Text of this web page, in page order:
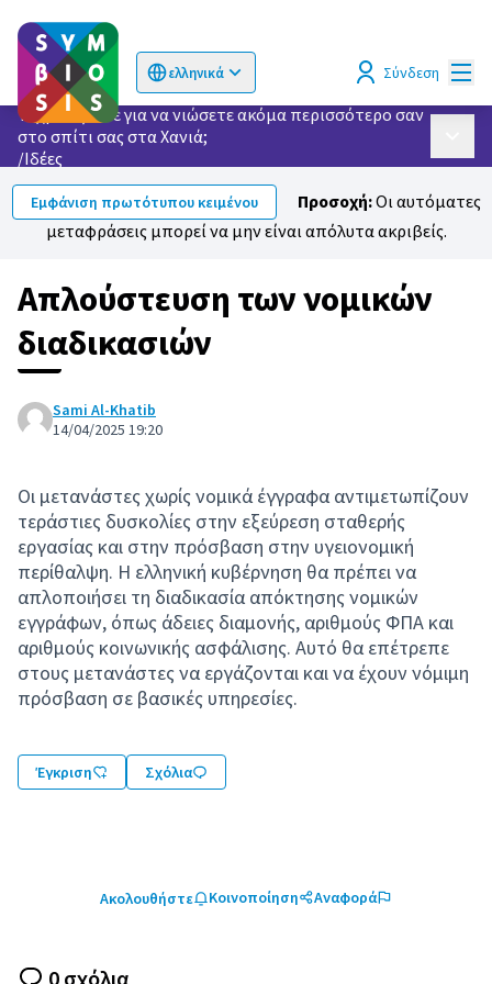
ελληνικά
Choose language Επιλογή γλώσσας Σύνδεση
Τι χρειάζεστε για να νιώσετε ακόμα περισσότερο σαν
στο σπίτι σας στα Χανιά;
/Ιδέες
Εμφάνιση πρωτότυπου κειμένου Προσοχή:Οι αυτόματες
μεταφράσεις μπορεί να μην είναι απόλυτα ακριβείς.
Απλούστευση των νομικών
διαδικασιών
Sami Al-Khatib
14/04/2025 19:20
Οι μετανάστες χωρίς νομικά έγγραφα αντιμετωπίζουν
τεράστιες δυσκολίες στην εξεύρεση σταθερής
εργασίας και στην πρόσβαση στην υγειονομική
περίθαλψη. Η ελληνική κυβέρνηση θα πρέπει να
απλοποιήσει τη διαδικασία απόκτησης νομικών
εγγράφων, όπως άδειες διαμονής, αριθμούς ΦΠΑ και
αριθμούς κοινωνικής ασφάλισης. Αυτό θα επέτρεπε
στους μετανάστες να εργάζονται και να έχουν νόμιμη
πρόσβαση σε βασικές υπηρεσίες.
Έγκριση Σχόλια
Ακολουθήστε Κοινοποίηση Αναφορά
0 σχόλια